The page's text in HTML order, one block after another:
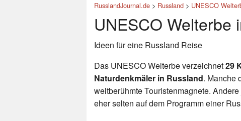
RusslandJournal.de > Russland > UNESCO
UNESCO Welterbe
Ideen für eine Russland Reise
Das UNESCO Welterbe verzeichnet29
Naturdenkmäler in Russland. Manche
weltberühmte Touristenmagnete.
eher selten auf dem Programm einer